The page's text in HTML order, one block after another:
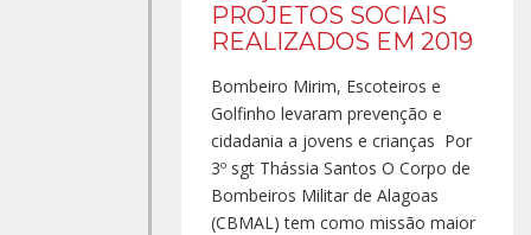
PROJETOS SOCIAIS
REALIZADOS EM 2019
Bombeiro Mirim, Escoteiros e
Golfinho levaram prevenção e
cidadania a jovens e crianças Por
3º sgt Thássia Santos O Corpo de
Bombeiros Militar de Alagoas
(CBMAL) tem como missão maior